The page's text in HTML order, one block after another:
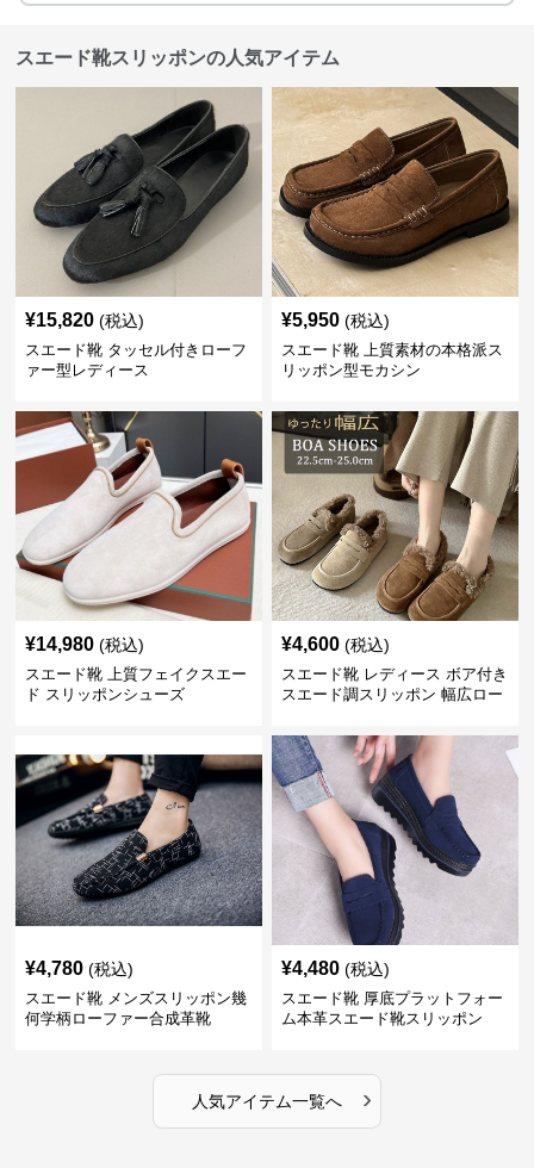
スエード靴スリッポンの人気アイテム
¥15,820 (税込)
スエード靴 タッセル付きローフ
ァー型レディース
¥5,950 (税込)
スエード靴 上質素材の本格派ス
リッポン型モカシン
¥14,980 (税込)
スエード靴 上質フェイクスエー
ド スリッポンシューズ
¥4,600 (税込)
スエード靴 レディース ボア付き
スエード調スリッポン 幅広ロー
¥4,780 (税込)
スエード靴 メンズスリッポン幾
何学柄ローファー合成革靴
¥4,480 (税込)
スエード靴 厚底プラットフォー
ム本革スエード靴スリッポン
人気アイテム一覧へ ›